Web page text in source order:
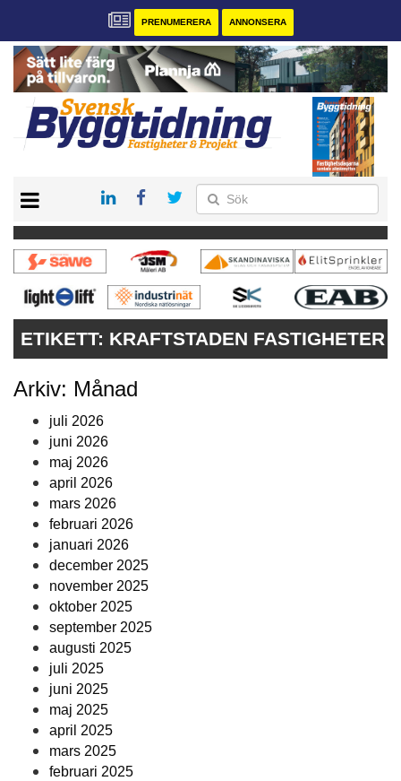
PRENUMERERA ANNONSERA
PRENUMERERA
VÅRA ANDRA MAGASIN
ANNONSERA
ETIKETT: KRAFTSTADEN FASTIGHETER
Arkiv: Månad
juli 2026
juni 2026
maj 2026
april 2026
mars 2026
februari 2026
januari 2026
december 2025
november 2025
oktober 2025
september 2025
augusti 2025
juli 2025
juni 2025
maj 2025
april 2025
mars 2025
februari 2025